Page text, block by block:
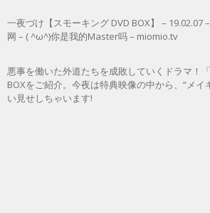
一夜づけ【スモーキング DVD BOX】 – 19.02.07
网 – ( ^ω^)你是我的Master吗 – miomio.tv
悪事を働いた外道たちを成敗していくドラマ！
BOXをご紹介。今夜は特典映像の中から、“メイ
い見せしちゃいます!